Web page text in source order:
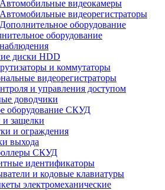
Автомобильные видеокамеры
Автомобильные видеорегистраторы
Дополнительное оборудование
оборудование
диски HDD
и коммутаторы
видеорегистраторы
и управления доступом
доводчики
оборудование СКУД
и защелки
и ограждения
выхода
СКУД
идентификаторы
и кодовые клавиатуры
электромеханические